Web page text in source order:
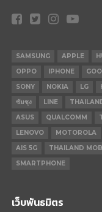
SAMSUNG APPLE
OPPO
IPHONE
SONY
NOKIA LG
ซัมซุง
LINE
ASUS
QUALCOMM
LENOVO
MOTOROLA
AIS 5G
THAILAND
SMARTPHONE
เว็บพันธมิตร